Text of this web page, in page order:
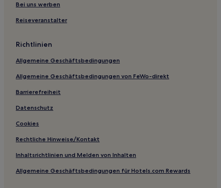
Hotels mit Fitnessbereich in Hounslow
Familien in Hounslow
Luxus in Richmond
Luxus in Weybridge
Bei uns werben
Reiseveranstalter
Richtlinien
Allgemeine Geschäftsbedingungen
Allgemeine Geschäftsbedingungen von FeWo-direkt
Barrierefreiheit
Datenschutz
Cookies
Rechtliche Hinweise/Kontakt
Inhaltsrichtlinien und Melden von Inhalten
Allgemeine Geschäftsbedingungen für Hotels.com Rewards